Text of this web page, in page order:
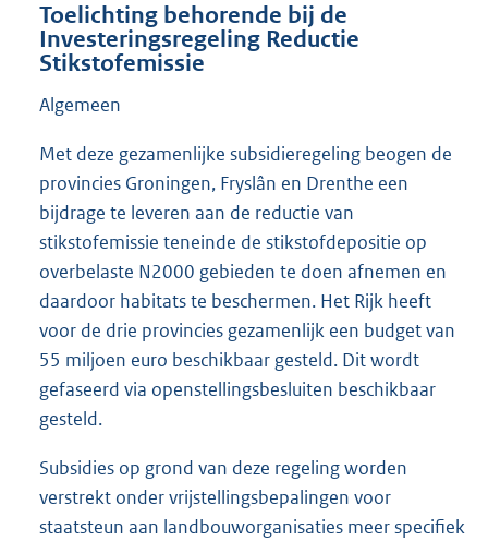
Toelichting behorende bij de
Investeringsregeling Reductie
Stikstofemissie
Algemeen
Met deze gezamenlijke subsidieregeling beogen de
provincies Groningen, Fryslân en Drenthe een
bijdrage te leveren aan de reductie van
stikstofemissie teneinde de stikstofdepositie op
overbelaste N2000 gebieden te doen afnemen en
daardoor habitats te beschermen. Het Rijk heeft
voor de drie provincies gezamenlijk een budget van
55 miljoen euro beschikbaar gesteld. Dit wordt
gefaseerd via openstellingsbesluiten beschikbaar
gesteld.
Subsidies op grond van deze regeling worden
verstrekt onder vrijstellingsbepalingen voor
staatsteun aan landbouworganisaties meer specifiek